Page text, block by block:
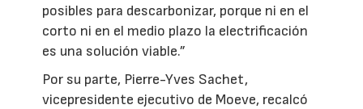
posibles para descarbonizar, porque ni en el
corto ni en el medio plazo la electrificación
es una solución viable.”
Por su parte, Pierre-Yves Sachet,
vicepresidente ejecutivo de Moeve, recalcó